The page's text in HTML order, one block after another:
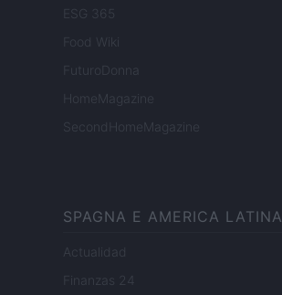
ESG 365
Food Wiki
FuturoDonna
HomeMagazine
SecondHomeMagazine
SPAGNA E AMERICA LATINA
Actualidad
Finanzas 24